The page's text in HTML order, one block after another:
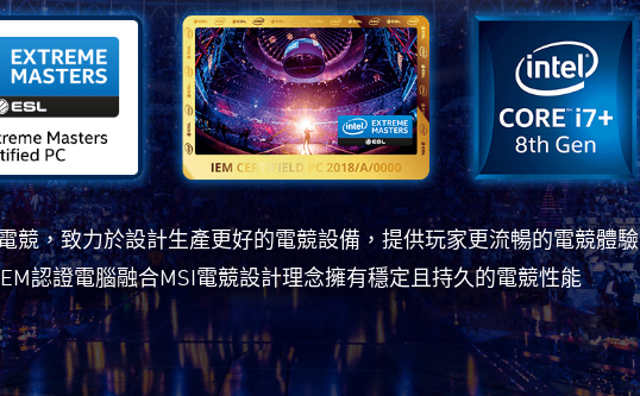
競，致力於設計生產更好的電競設備，提供玩家更流暢的電競體驗
認證電腦融合MSI電競設計理念擁有穩定且持久的電競性能